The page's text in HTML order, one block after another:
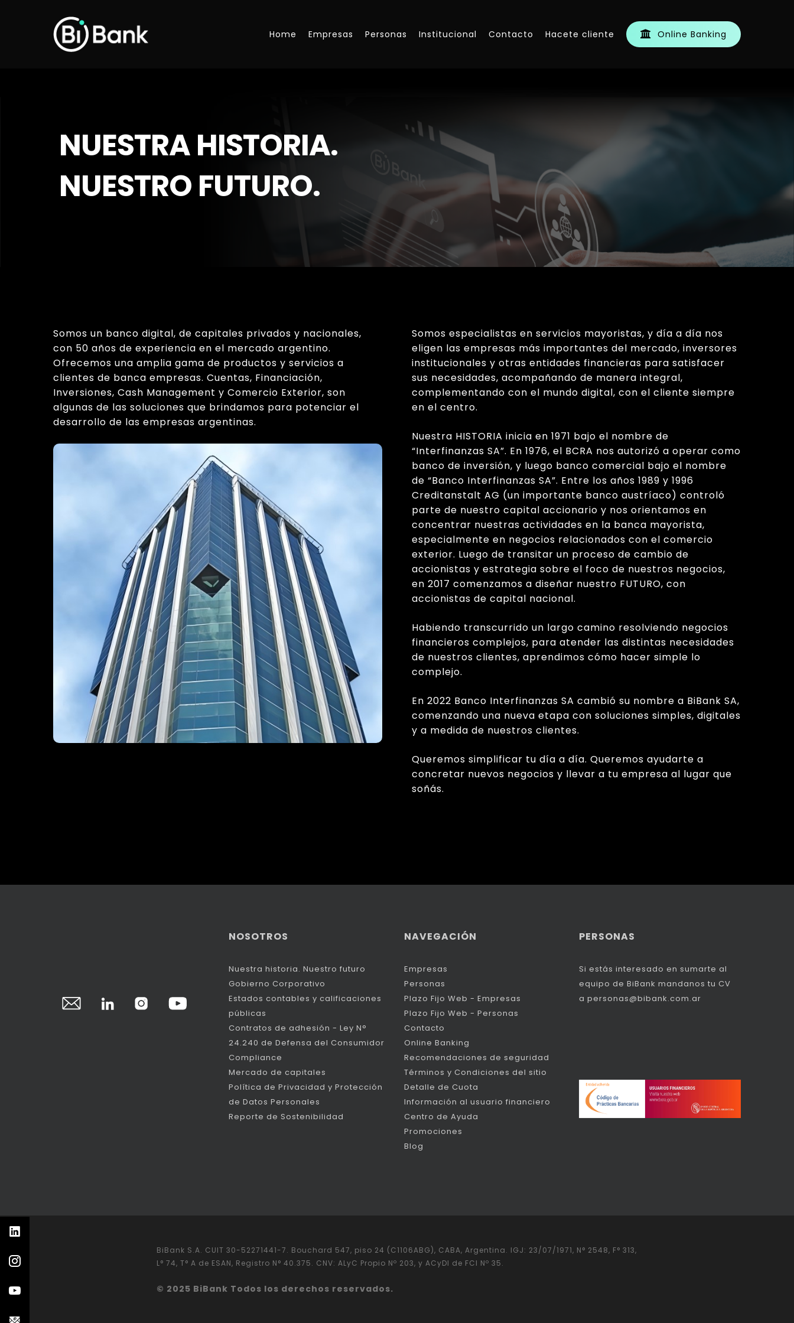
Home Empresas Personas Institucional Contacto Hacete cliente Online Banking
NUESTRA HISTORIA.
NUESTRO FUTURO.
Somos un banco digital, de capitales privados y nacionales,
con 50 años de experiencia en el mercado argentino.
Ofrecemos una amplia gama de productos y servicios a
clientes de banca empresas. Cuentas, Financiación,
Inversiones, Cash Management y Comercio Exterior, son
algunas de las soluciones que brindamos para potenciar el
desarrollo de las empresas argentinas.
Somos especialistas en servicios mayoristas, y día a día nos
eligen las empresas más importantes del mercado, inversores
institucionales y otras entidades financieras para satisfacer
sus necesidades, acompañando de manera integral,
complementando con el mundo digital, con el cliente siempre
en el centro.
Nuestra HISTORIA inicia en 1971 bajo el nombre de
“Interfinanzas SA”. En 1976, el BCRA nos autorizó a operar como
banco de inversión, y luego banco comercial bajo el nombre
de “Banco Interfinanzas SA”. Entre los años 1989 y 1996
Creditanstalt AG (un importante banco austríaco) controló
parte de nuestro capital accionario y nos orientamos en
concentrar nuestras actividades en la banca mayorista,
especialmente en negocios relacionados con el comercio
exterior. Luego de transitar un proceso de cambio de
accionistas y estrategia sobre el foco de nuestros negocios,
en 2017 comenzamos a diseñar nuestro FUTURO, con
accionistas de capital nacional.
Habiendo transcurrido un largo camino resolviendo negocios
financieros complejos, para atender las distintas necesidades
de nuestros clientes, aprendimos cómo hacer simple lo
complejo.
En 2022 Banco Interfinanzas SA cambió su nombre a BiBank SA,
comenzando una nueva etapa con soluciones simples, digitales
y a medida de nuestros clientes.
Queremos simplificar tu día a día. Queremos ayudarte a
concretar nuevos negocios y llevar a tu empresa al lugar que
soñás.
NOSOTROS
Nuestra historia. Nuestro futuro
Gobierno Corporativo
Estados contables y calificaciones
públicas
Contratos de adhesión - Ley N°
24.240 de Defensa del Consumidor
Compliance
Mercado de capitales
Política de Privacidad y Protección
de Datos Personales
Reporte de Sostenibilidad
NAVEGACIÓN
Empresas
Personas
Plazo Fijo Web - Empresas
Plazo Fijo Web - Personas
Contacto
Online Banking
Recomendaciones de seguridad
Términos y Condiciones del sitio
Detalle de Cuota
Información al usuario financiero
Centro de Ayuda
Promociones
Blog
PERSONAS
Si estás interesado en sumarte al
equipo de BiBank mandanos tu CV
apersonas@bibank.com.ar
BiBank S.A. CUIT 30-52271441-7. Bouchard 547, piso 24 (C1106ABG), CABA, Argentina. IGJ: 23/07/1971, N° 2548, F° 313,
L° 74, T° A de ESAN, Registro N° 40.375. CNV: ALyC Propio Nº 203, y ACyDI de FCI Nº 35.
© 2025 BiBank Todos los derechos reservados.